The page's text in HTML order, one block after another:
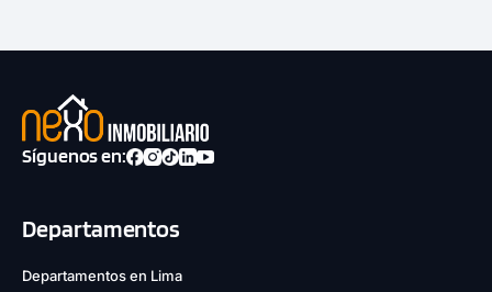
Síguenos en:
Departamentos
Departamentos en Lima